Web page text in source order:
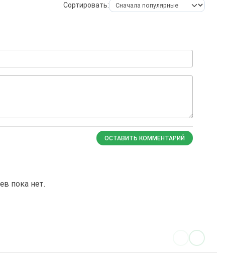
Сортировать:
ОСТАВИТЬ КОММЕНТАРИЙ
пока нет.